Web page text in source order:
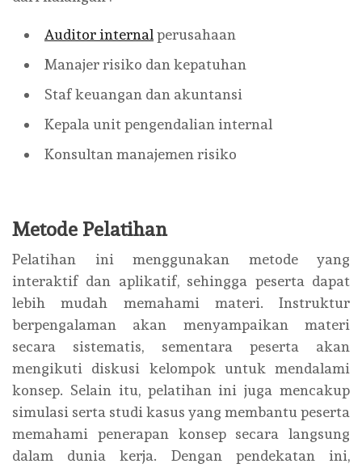
Auditor internal perusahaan
Manajer risiko dan kepatuhan
Staf keuangan dan akuntansi
Kepala unit pengendalian internal
Konsultan manajemen risiko
Metode Pelatihan
Pelatihan ini menggunakan metode yang
interaktif dan aplikatif, sehingga peserta dapat
lebih mudah memahami materi. Instruktur
berpengalaman akan menyampaikan materi
secara sistematis, sementara peserta akan
mengikuti diskusi kelompok untuk mendalami
konsep. Selain itu, pelatihan ini juga mencakup
simulasi serta studi kasus yang membantu peserta
memahami penerapan konsep secara langsung
dalam dunia kerja. Dengan pendekatan ini,